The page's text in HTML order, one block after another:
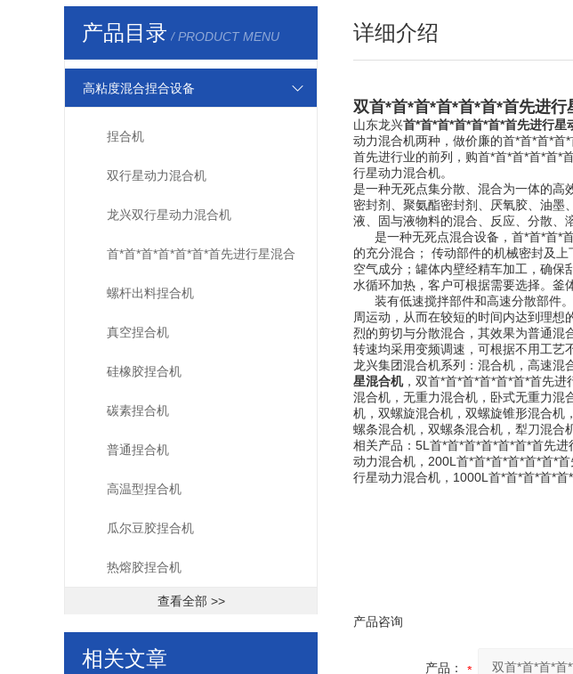
产品目录 / PRODUCT MENU
高粘度混合捏合设备
捏合机
双行星动力混合机
龙兴双行星动力混合机
首*首*首*首*首*首*首先进行星混合
螺杆出料捏合机
真空捏合机
硅橡胶捏合机
碳素捏合机
普通捏合机
高温型捏合机
瓜尔豆胶捏合机
热熔胶捏合机
查看全部 >>
相关文章
详细介绍
双首*首*首*首*首*首*首先进行
山东龙兴首*首*首*首*首*首*首先进行星
动力混合机两种，做价廉的首*首*首*首
首先进行业的前列，购首*首*首*首*首*
行星动力混合机。
是一种无死点集分散、混合为一体的高
密封剂、聚氨酯密封剂、厌氧胶、油墨
液、固与液物料的混合、反应、分散、
是一种无死点混合设备，首*首*首*首
的充分混合； 传动部件的机械密封及
空气成分；罐体内壁经精车加工，确
水循环加热，客户可根据需要选择。釜
装有低速搅拌部件和高速分散部件。
周运动，从而在较短的时间内达到理想
烈的剪切与分散混合，其效果为普通混
转速均采用变频调速，可根据不用工艺
龙兴集团混合机系列：混合机，高速混
星混合机，双首*首*首*首*首*首*首先进
混合机，无重力混合机，卧式无重力混
机，双螺旋混合机，双螺旋锥形混合机
螺条混合机，双螺条混合机，犁刀混合
相关产品：5L首*首*首*首*首*首*首先
动力混合机，200L首*首*首*首*首*首*
行星动力混合机，1000L首*首*首*首*
产品咨询
产品：